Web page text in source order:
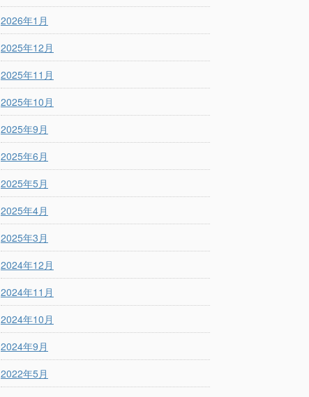
2026年1月
2025年12月
2025年11月
2025年10月
2025年9月
2025年6月
2025年5月
2025年4月
2025年3月
2024年12月
2024年11月
2024年10月
2024年9月
2022年5月